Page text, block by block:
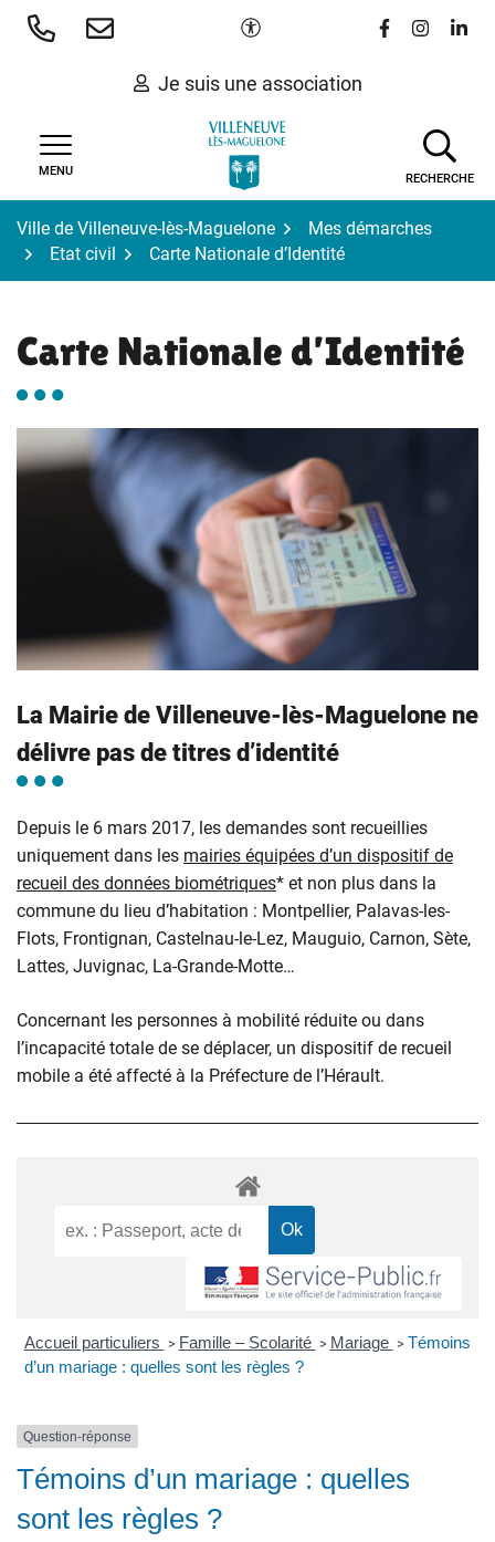
Aller
Paramètres d'accessibilité
Lien vers le
Lien vers
Lien
Je suis une association
MENU
RECHERCHE
Ville de Villeneuve-lès-Maguelone
Mes démarches
Etat civil
Carte Nationale d’Identité
Carte Nationale d’Identité
La Mairie de Villeneuve-lès-Maguelone ne
délivre pas de titres d’identité
Depuis le 6 mars 2017, les demandes sont recueillies
uniquement dans les mairies équipées d’un dispositif de
recueil des données biométriques* et non plus dans la
commune du lieu d’habitation : Montpellier, Palavas-les-
Flots, Frontignan, Castelnau-le-Lez, Mauguio, Carnon, Sète,
Lattes, Juvignac, La-Grande-Motte…
Concernant les personnes à mobilité réduite ou dans
l’incapacité totale de se déplacer, un dispositif de recueil
mobile a été affecté à la Préfecture de l’Hérault.
Accueil particuliers > Famille – Scolarité > Mariage > Témoins
d’un mariage : quelles sont les règles ?
Question-réponse
Témoins d’un mariage : quelles
sont les règles ?